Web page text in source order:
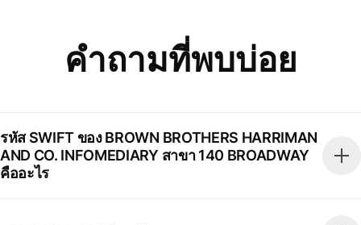
คำถามที่พบบ่อย
รหัส SWIFT ของ BROWN BROTHERS HARRIMAN
AND CO. INFOMEDIARY สาขา 140 BROADWAY
คืออะไร